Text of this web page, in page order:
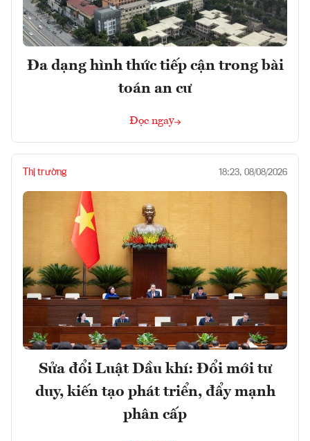
Đa dạng hình thức tiếp cận trong bài
toán an cư
Đọc ngay
Thị trường 18:23, 08/08/2026
Sửa đổi Luật Dầu khí: Đổi mới tư
duy, kiến tạo phát triển, đẩy mạnh
phân cấp